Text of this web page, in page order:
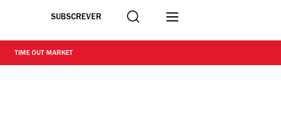
SUBSCREVER Procurar
TIME OUT MARKET